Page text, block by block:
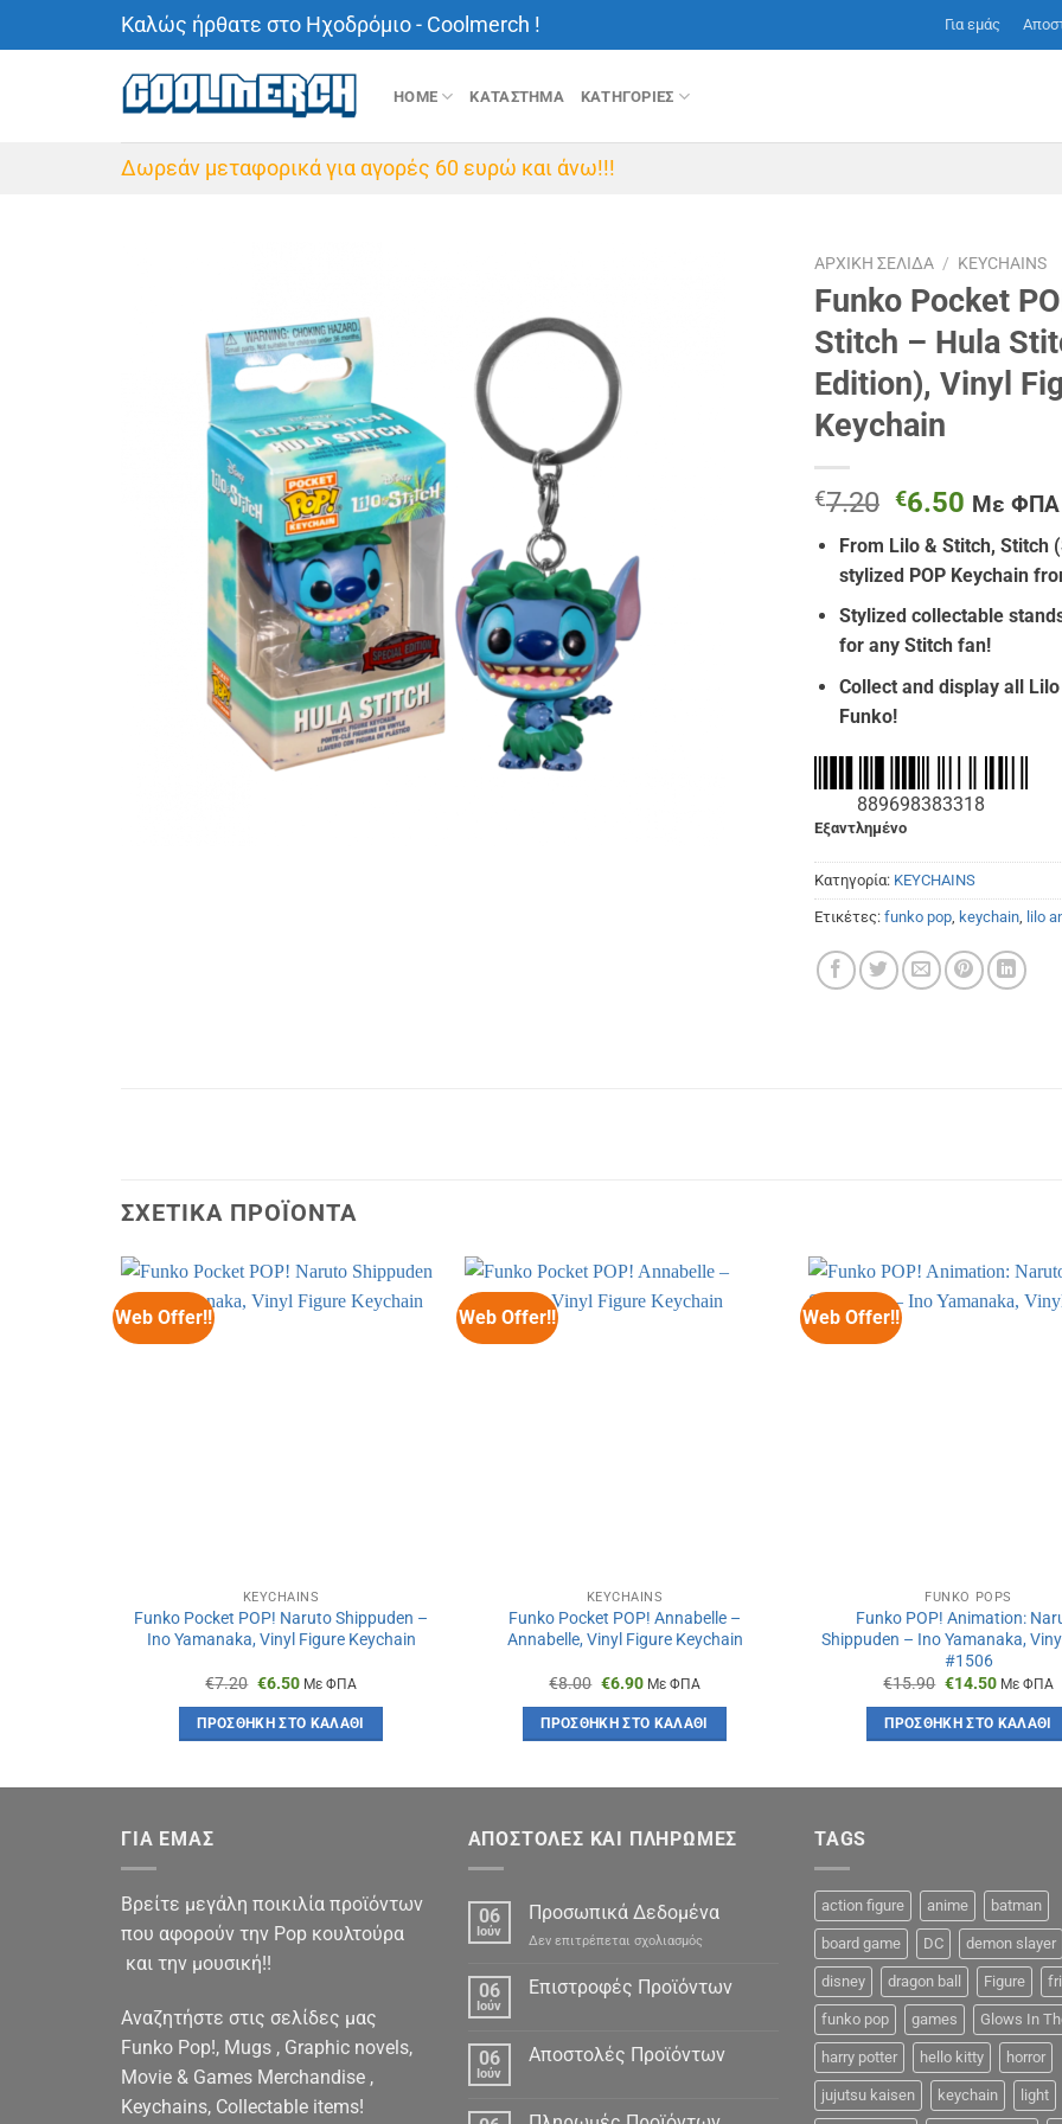
Καλώς ήρθατε στο Ηχοδρόμιο - Coolmerch ! Για εμάς
HOME ΚΑΤΑΣΤΗΜΑ ΚΑΤΗΓΟΡΙΕΣ
Δωρεάν μεταφορικά για αγορές 60 ευρώ και άνω!!!
ΑΡΧΙΚΉ ΣΕΛΊΔΑ / KEYCHAINS
Funko Pocket
Stitch – Hula
Edition), Vinyl
Keychain
€7.20 Original
price
was:
€7.20.
€6.50 Η
τιμή
είναι:
€6.50.
Με ΦΠΑ
From Lilo & Stitch, Stitch
stylized POP Keychain
Stylized collectable
for any Stitch fan!
Collect and display all
Funko!
889698383318
Εξαντλημένο
Κατηγορία: KEYCHAINS
Ετικέτες: funko pop, keychain, lilo
ΣΧΕΤΙΚΆ ΠΡΟΪΌΝΤΑ
Web Offer!!
KEYCHAINS
Funko Pocket POP! Naruto Shippuden –
Ino Yamanaka, Vinyl Figure Keychain
€7.20 Original
was:
€7.20.
€6.50Η
τιμή
είναι:
Με ΦΠΑ
ΠΡΟΣΘΉΚΗ ΣΤΟ ΚΑΛΆΘΙ
Web Offer!!
KEYCHAINS
Funko Pocket POP! Annabelle –
Annabelle, Vinyl Figure Keychain
€8.00 Original
was:
€8.00.
€6.90Η
τιμή
είναι:
Με ΦΠΑ
ΠΡΟΣΘΉΚΗ ΣΤΟ ΚΑΛΆΘΙ
Web Offer!!
FUNKO POPS
Funko POP! Animation:
Shippuden – Ino Yamanaka,
#1506
€15.90 Original
was:
€15.90.
€14.50Η
τιμή
είναι:
Με ΦΠΑ
ΠΡΟΣΘΉΚΗ ΣΤΟ ΚΑΛΆΘΙ
ΓΙΑ ΕΜΑΣ
Βρείτε μεγάλη ποικιλία προϊόντων
που αφορούν την Pop κουλτούρα
και την μουσική!!
Αναζητήστε στις σελίδες μας
Funko Pop!, Mugs , Graphic novels,
Movie & Games Merchandise ,
Keychains, Collectable items!
ΑΠΟΣΤΟΛΕΣ ΚΑΙ ΠΛΗΡΩΜΕΣ
06
Ιούν
Προσωπικά Δεδομένα
Δεν επιτρέπεται σχολιασμόςστο
Δεδομένα
06
Ιούν
Επιστροφές Προϊόντων
06
Ιούν
Αποστολές Προϊόντων
TAGS
action figure anime batman
board game DC demon slayer
disney dragon ball Figure
funko pop games Glows In
harry potter hello kitty horror
jujutsu kaisen keychain light